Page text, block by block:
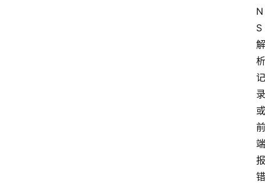
N
S
解
析
记
录
或
前
端
报
错